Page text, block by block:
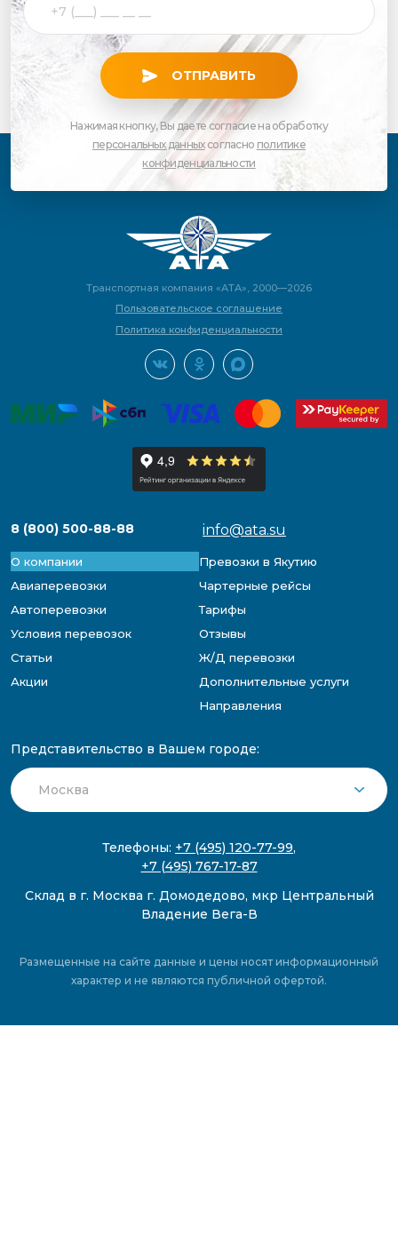
ОТПРАВИТЬ
Нажимая кнопку, Вы даете согласие на обработку
персональных данныхсогласно политике
конфиденциальности
Транспортная компания «АТА», 2000—2026
Пользовательское соглашение
Политика конфиденциальности
8 (800) 500-88-88 info@ata.su
О компании
Превозки в Якутию
Авиаперевозки
Чартерные рейсы
Автоперевозки
Тарифы
Условия перевозок
Отзывы
Статьи
Ж/Д перевозки
Акции
Дополнительные услуги
Направления
Представительство в Вашем городе:
Телефоны: +7 (495) 120-77-99,
+7 (495) 767-17-87
Склад в г. Москва г. Домодедово, мкр Центральный
Владение Вега-В
Размещенные на сайте данные и цены носят информационный
характер и не являются публичной офертой.